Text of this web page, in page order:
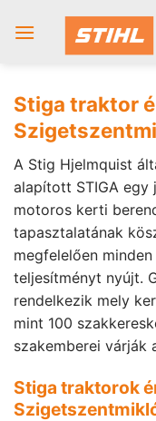
Stiga traktor
A Stig Hjelmquist
alapított STIGA egy
motoros kerti
tapasztalatának
megfelelően
teljesítményt nyújt.
rendelkezik mely
mint 100
szakemberei várják
Stiga traktorok